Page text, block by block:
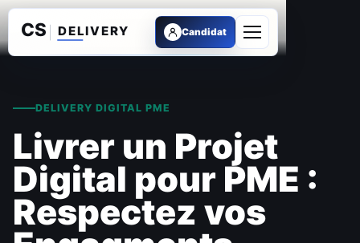
Candidat
Ouvrir le menu
DELIVERY DIGITAL PME
Livrer un Projet
Digital pour PME :
Respectez vos